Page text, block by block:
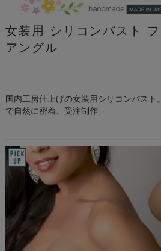
女装用 シリコンバスト
アングル
国内工房仕上げの女装用シリコンバス
で自然に密着、受注制作